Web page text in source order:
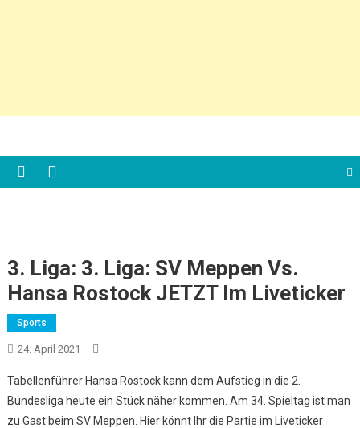
3. Liga: 3. Liga: SV Meppen Vs.
Hansa Rostock JETZT Im Liveticker
Sports
24. April 2021
Tabellenführer Hansa Rostock kann dem Aufstieg in die 2.
Bundesliga heute ein Stück näher kommen. Am 34. Spieltag ist man
zu Gast beim SV Meppen. Hier könnt Ihr die Partie im Liveticker